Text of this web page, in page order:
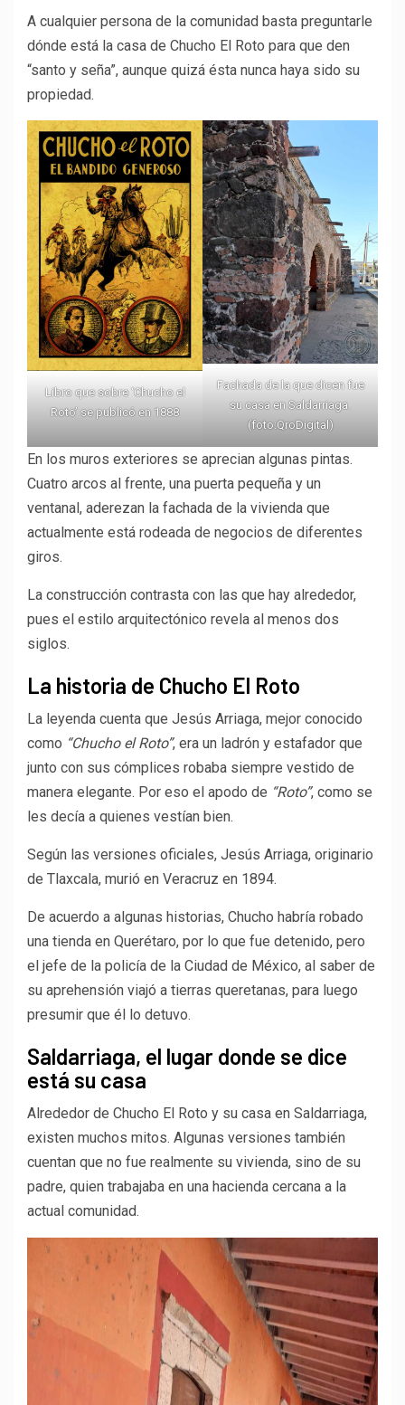
A cualquier persona de la comunidad basta preguntarle
dónde está la casa de Chucho El Roto para que den
“santo y seña”, aunque quizá ésta nunca haya sido su
propiedad.
Libro que sobre ‘Chucho el
Roto’ se publicó en 1888
Fachada de la que dicen fue
su casa en Saldarriaga.
(foto:QroDigital)
En los muros exteriores se aprecian algunas pintas.
Cuatro arcos al frente, una puerta pequeña y un
ventanal, aderezan la fachada de la vivienda que
actualmente está rodeada de negocios de diferentes
giros.
La construcción contrasta con las que hay alrededor,
pues el estilo arquitectónico revela al menos dos
siglos.
La historia de Chucho El Roto
La leyenda cuenta que Jesús Arriaga, mejor conocido
como “Chucho el Roto”, era un ladrón y estafador que
junto con sus cómplices robaba siempre vestido de
manera elegante. Por eso el apodo de “Roto”, como se
les decía a quienes vestían bien.
Según las versiones oficiales, Jesús Arriaga, originario
de Tlaxcala, murió en Veracruz en 1894.
De acuerdo a algunas historias, Chucho habría robado
una tienda en Querétaro, por lo que fue detenido, pero
el jefe de la policía de la Ciudad de México, al saber de
su aprehensión viajó a tierras queretanas, para luego
presumir que él lo detuvo.
Saldarriaga, el lugar donde se dice
está su casa
Alrededor de Chucho El Roto y su casa en Saldarriaga,
existen muchos mitos. Algunas versiones también
cuentan que no fue realmente su vivienda, sino de su
padre, quien trabajaba en una hacienda cercana a la
actual comunidad.